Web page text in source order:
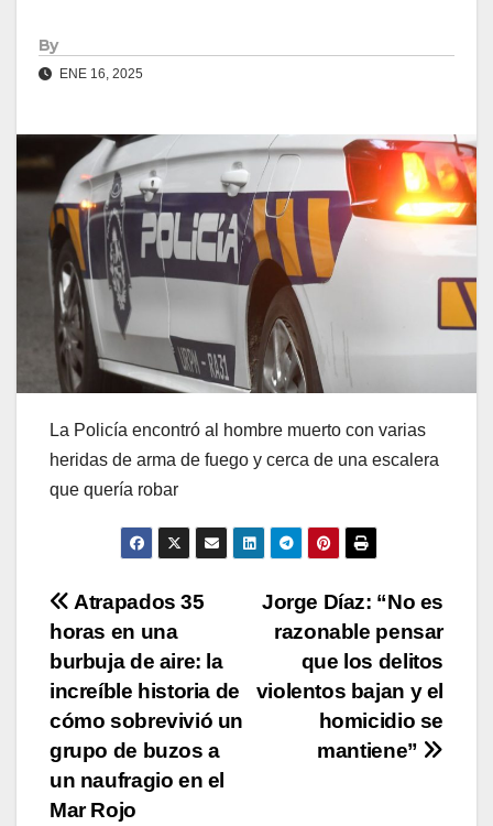
By
ENE 16, 2025
La Policía encontró al hombre muerto con varias
heridas de arma de fuego y cerca de una escalera
que quería robar
Navegación
de
entradas
Jorge Díaz: “No es
razonable pensar
que los delitos
violentos bajan y el
homicidio se
mantiene”
Atrapados 35
horas en una
burbuja de aire: la
increíble historia de
cómo sobrevivió un
grupo de buzos a
un naufragio en el
Mar Rojo